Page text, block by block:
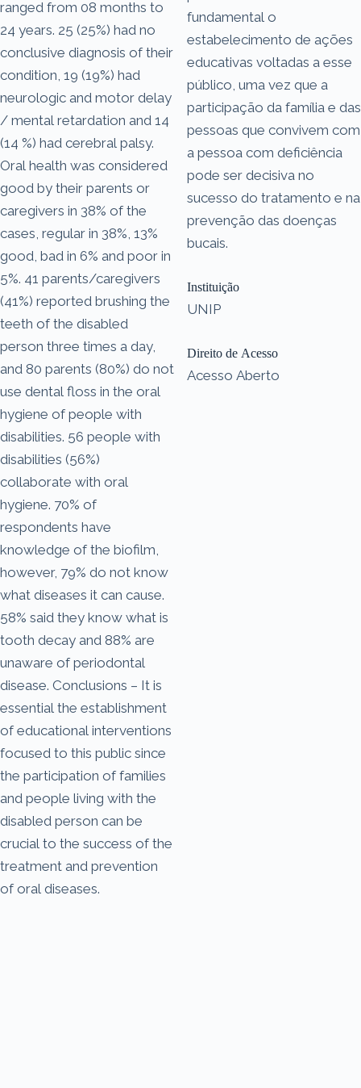
ranged from 08 months to
24 years. 25 (25%) had no
conclusive diagnosis of their
condition, 19 (19%) had
neurologic and motor delay
/ mental retardation and 14
(14 %) had cerebral palsy.
Oral health was considered
good by their parents or
caregivers in 38% of the
cases, regular in 38%, 13%
good, bad in 6% and poor in
5%. 41 parents/caregivers
(41%) reported brushing the
teeth of the disabled
person three times a day,
and 80 parents (80%) do not
use dental floss in the oral
hygiene of people with
disabilities. 56 people with
disabilities (56%)
collaborate with oral
hygiene. 70% of
respondents have
knowledge of the biofilm,
however, 79% do not know
what diseases it can cause.
58% said they know what is
tooth decay and 88% are
unaware of periodontal
disease. Conclusions – It is
essential the establishment
of educational interventions
focused to this public since
the participation of families
and people living with the
disabled person can be
crucial to the success of the
treatment and prevention
of oral diseases.
fundamental o
estabelecimento de ações
educativas voltadas a esse
público, uma vez que a
participação da família e das
pessoas que convivem com
a pessoa com deficiência
pode ser decisiva no
sucesso do tratamento e na
prevenção das doenças
bucais.
Instituição
UNIP
Direito de Acesso
Acesso Aberto